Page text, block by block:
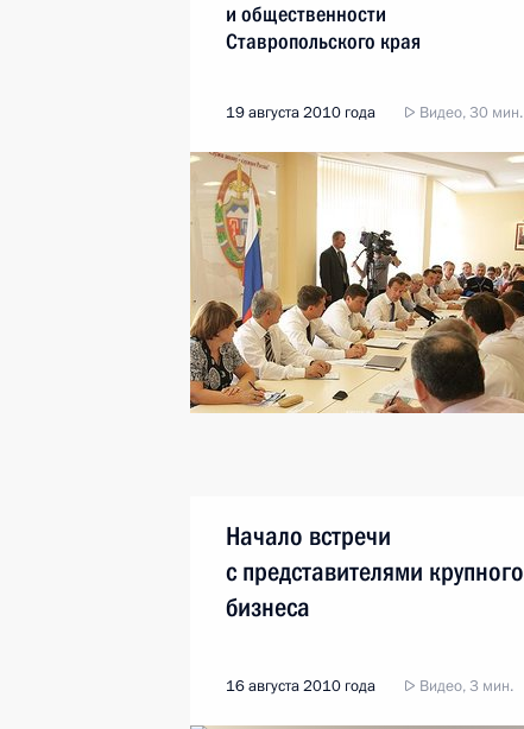
и общественности
Ставропольского края
19 августа 2010 года Видео, 30 мин.
Начало встречи
с представителями крупного
бизнеса
16 августа 2010 года Видео, 3 мин.